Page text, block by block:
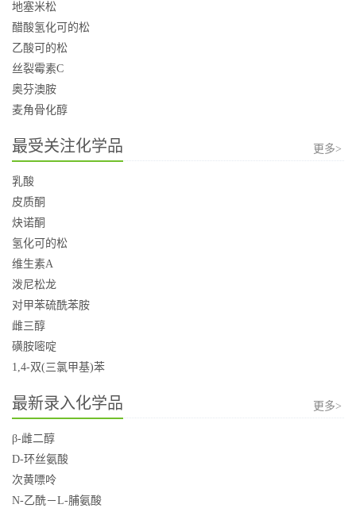
地塞米松
醋酸氢化可的松
乙酸可的松
丝裂霉素C
奥芬澳胺
麦角骨化醇
最受关注化学品 更多>
乳酸
皮质酮
炔诺酮
氢化可的松
维生素A
泼尼松龙
对甲苯硫酰苯胺
雌三醇
磺胺嘧啶
1,4-双(三氯甲基)苯
最新录入化学品 更多>
β-雌二醇
D-环丝氨酸
次黄嘌呤
N-乙酰－L-脯氨酸